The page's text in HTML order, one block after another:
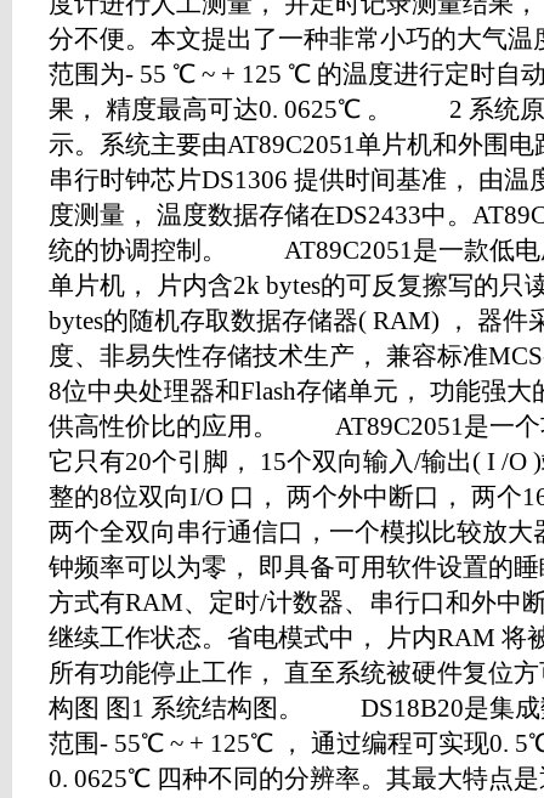
分不便。本文提出了一种非常小巧的大气
范围为- 55 ℃ ~ + 125 ℃ 的温度进行定时自
果， 精度最高可达0. 0625℃ 。 2 系
示。系统主要由AT89C2051单片机和外围
串行时钟芯片DS1306 提供时间基准， 由温
度测量， 温度数据存储在DS2433中。
统的协调控制。 AT89C2051是一款低电
单片机， 片内含2k bytes的可反复擦写的只
bytes的随机存取数据存储器( RAM) ， 器件
度、非易失性存储技术生产， 兼容标准
8位中央处理器和Flash存储单元， 功能强大
供高性价比的应用。 AT89C2051是一个
它只有20个引脚， 15个双向输入/输出( I /O
整的8位双向I/O 口， 两个外中断口， 两个
两个全双向串行通信口，一个模拟比较放大
钟频率可以为零， 即具备可用软件设置的
方式有RAM、定时/计数器、串行口和外中
继续工作状态。省电模式中， 片内RAM 将
所有功能停止工作， 直至系统被硬件复
构图 图1 系统结构图。 DS18B20是集成
范围- 55℃ ~ + 125℃ ， 通过编程可实现0.
0. 0625℃ 四种不同的分辨率。其最大特点